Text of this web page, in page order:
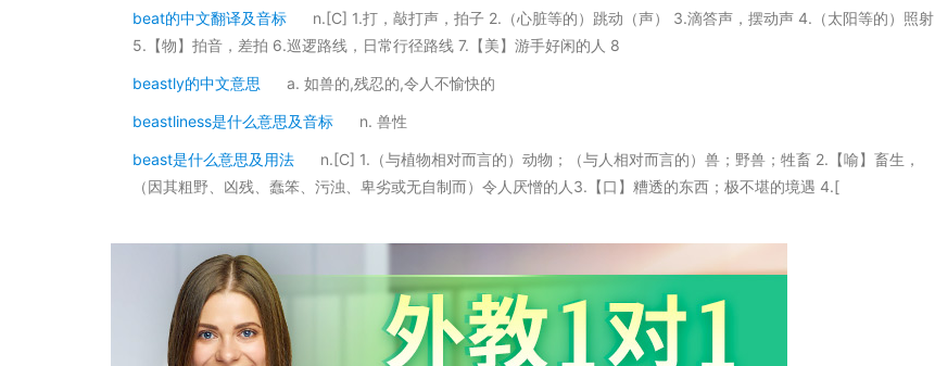
beat的中文翻译及音标
n.[C] 1.打，敲打声，拍子 2.（心脏等的）跳动（声） 3.滴答声，摆动声 4.（太阳等的）照射
5.【物】拍音，差拍 6.巡逻路线，日常行径路线 7.【美】游手好闲的人 8
beastly的中文意思 a. 如兽的,残忍的,令人不愉快的
beastliness是什么意思及音标 n. 兽性
beast是什么意思及用法
n.[C] 1.（与植物相对而言的）动物；（与人相对而言的）兽；野兽；牲畜 2.【喻】畜生，
（因其粗野、凶残、蠢笨、污浊、卑劣或无自制而）令人厌憎的人3.【口】糟透的东西；极不堪的境遇 4.[